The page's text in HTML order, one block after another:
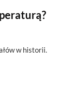
w historii.